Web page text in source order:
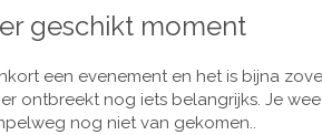
geschikt moment
een evenement en het is bijna
ontbreekt nog iets belangrijks. Je
nog niet van gekomen..